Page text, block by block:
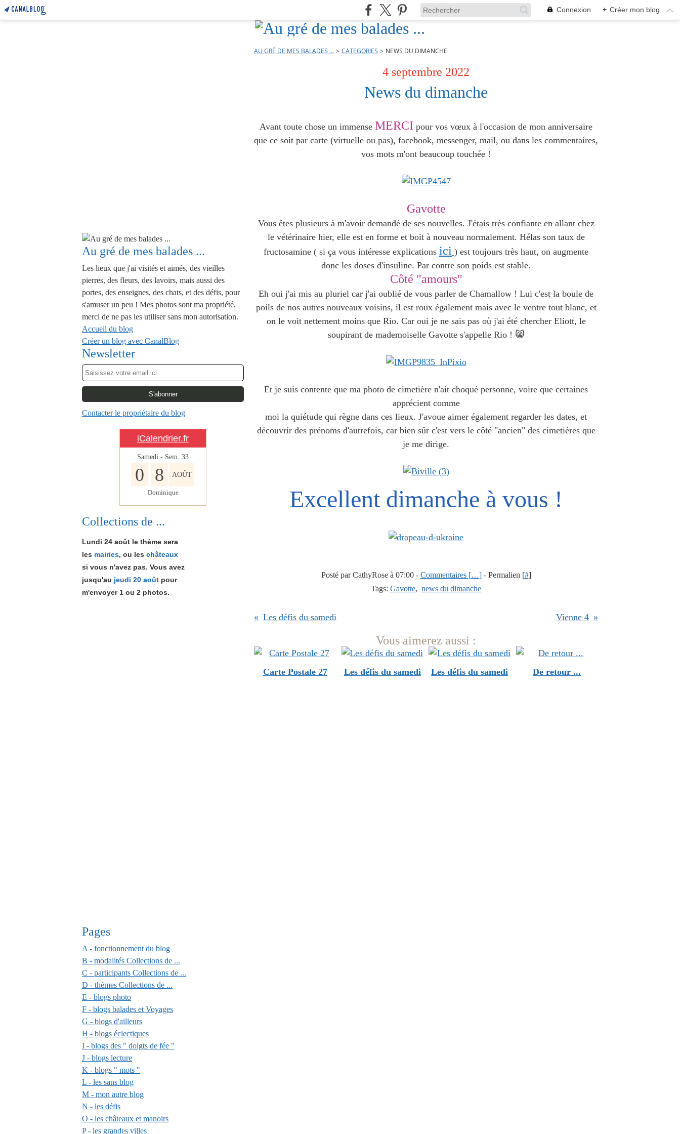
Connexion + Créer mon blog
Au gré de mes balades ...
Les lieux que j'ai visités et aimés, des vieilles
pierres, des fleurs, des lavoirs, mais aussi des
portes, des enseignes, des chats, et des défis, pour
s'amuser un peu ! Mes photos sont ma propriété,
merci de ne pas les utiliser sans mon autorisation.
Accueil du blog
Créer un blog avec CanalBlog
Newsletter
Contacter le propriétaire du blog
iCalendrier.fr
Samedi - Sem. 33
0 8 AOÛT
Dominique
Collections de ...
Lundi 24 août le thème sera
les mairies, ou les châteaux
si vous n'avez pas. Vous avez
jusqu'au jeudi 20 août pour
m'envoyer 1 ou 2 photos.
Pages
A - fonctionnement du blog
B - modalités Collections de ...
C - participants Collections de ...
D - thèmes Collections de ...
E - blogs photo
F - blogs balades et Voyages
G - blogs d'ailleurs
H - blogs éclectiques
I - blogs des " doigts de fée "
J - blogs lecture
K - blogs " mots "
L - les sans blog
M - mon autre blog
N - les défis
O - les châteaux et manoirs
P - les grandes villes
AU GRÉ DE MES BALADES ... > CATEGORIES > NEWS DU DIMANCHE
4 septembre 2022
News du dimanche
Avant toute chose un immense MERCI pour vos vœux à l'occasion de mon anniversaire
que ce soit par carte (virtuelle ou pas), facebook, messenger, mail, ou dans les commentaires,
vos mots m'ont beaucoup touchée !
Gavotte
Vous êtes plusieurs à m'avoir demandé de ses nouvelles. J'étais très confiante en allant chez
le vétérinaire hier, elle est en forme et boit à nouveau normalement. Hélas son taux de
fructosamine ( si ça vous intéresse explications ici ) est toujours très haut, on augmente
donc les doses d'insuline. Par contre son poids est stable.
Côté "amours"
Eh oui j'ai mis au pluriel car j'ai oublié de vous parler de Chamallow ! Lui c'est la boule de
poils de nos autres nouveaux voisins, il est roux également mais avec le ventre tout blanc, et
on le voit nettement moins que Rio. Car oui je ne sais pas où j'ai été chercher Eliott, le
soupirant de mademoiselle Gavotte s'appelle Rio ! 😸
Et je suis contente que ma photo de cimetière n'ait choqué personne, voire que certaines
apprécient comme
moi la quiétude qui règne dans ces lieux. J'avoue aimer également regarder les dates, et
découvrir des prénoms d'autrefois, car bien sûr c'est vers le côté "ancien" des cimetières que
je me dirige.
Excellent dimanche à vous !
Posté par CathyRose à 07:00 - Commentaires […]- Permalien [#]
Tags: Gavotte, news du dimanche
Les défis du samedi Vienne 4
Vous aimerez aussi :
Carte Postale 27 Les défis du samedi Les défis du samedi De retour ...